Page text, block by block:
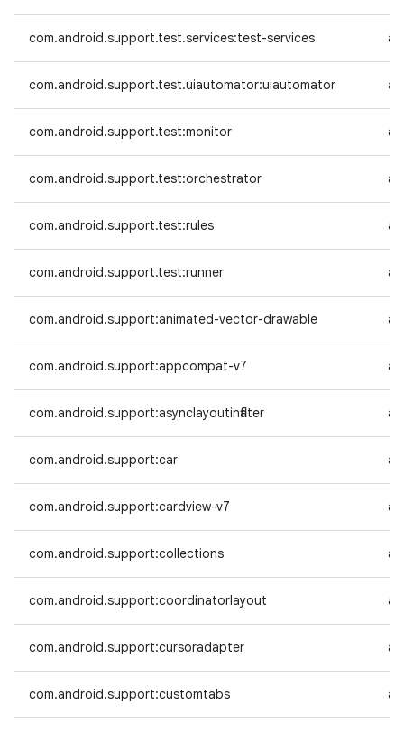
com.android.support.test.services:test-services
com.android.support.test.uiautomator:uiautomator
com.android.support.test:monitor
com.android.support.test:orchestrator
com.android.support.test:rules
com.android.support.test:runner
com.android.support:animated-vector-drawable
com.android.support:appcompat-v7
com.android.support:asynclayoutinflater
com.android.support:car
com.android.support:cardview-v7
com.android.support:collections
com.android.support:coordinatorlayout
com.android.support:cursoradapter
com.android.support:customtabs